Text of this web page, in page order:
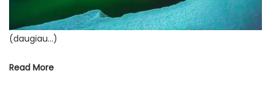
(daugiau…)
Read More